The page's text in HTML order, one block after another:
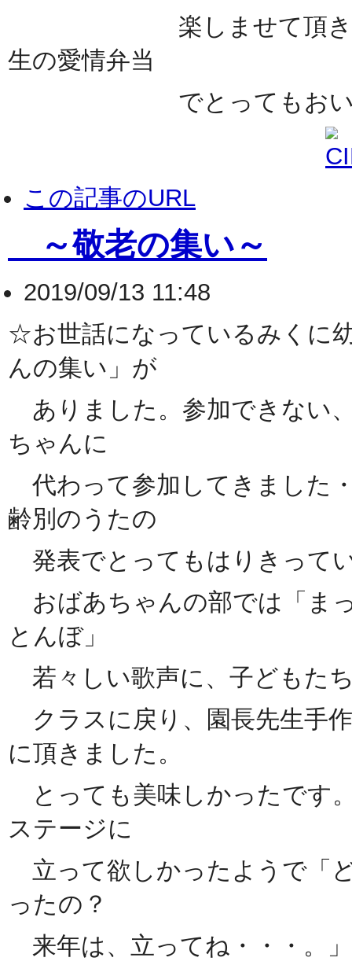
楽しませて頂きました
生の愛情弁当
でとってもおいしく
この記事のURL
～敬老の集い～
2019/09/13 11:48
☆お世話になっているみくに
んの集い」が
ありました。参加できない
ちゃんに
代わって参加してきました
齢別のうたの
発表でとってもはりきって
おばあちゃんの部では「ま
とんぼ」
若々しい歌声に、子どもた
クラスに戻り、園長先生手
に頂きました。
とっても美味しかったです
ステージに
立って欲しかったようで「
ったの？
来年は、立ってね・・・。